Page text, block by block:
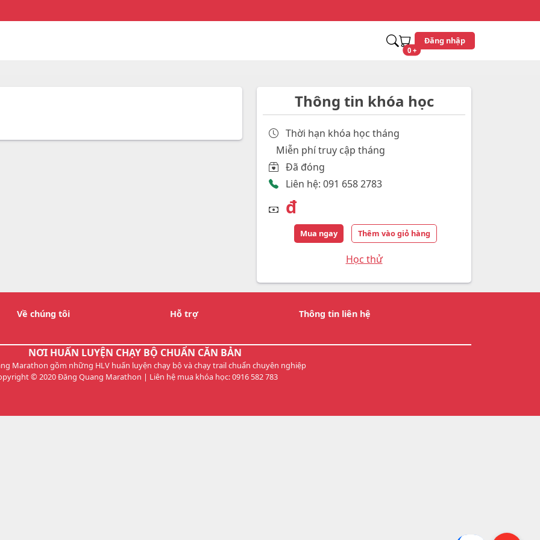
0+unread messages
Đăng nhập
Thông tin khóa học
Thời hạn khóa học tháng
Miễn phí truy cập tháng
Đã đóng
Liên hệ: 091 658 2783
đ
Mua ngay Thêm vào giỏ hàng
Học thử
Về chúng tôi Hỗ trợ Thông tin liên hệ
NƠI HUẤN LUYỆN CHẠY BỘ CHUẨN CĂN BẢN
Marathon gồm những HLV huấn luyện chạy bộ và chạy trail chuẩn chuyên nghiệp
© 2020 Đăng Quang Marathon | Liên hệ mua khóa học: 0916 582 783